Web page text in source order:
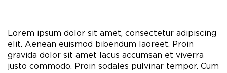
Lorem ipsum dolor sit amet, consectetur adipiscing
elit. Aenean euismod bibendum laoreet. Proin
gravida dolor sit amet lacus accumsan et viverra
justo commodo. Proin sodales pulvinar tempor. Cum